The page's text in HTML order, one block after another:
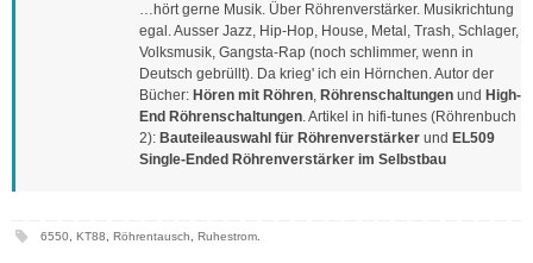
…hört gerne Musik. Über Röhrenverstärker. Musikrichtung
egal. Ausser Jazz, Hip-Hop, House, Metal, Trash, Schlager,
Volksmusik, Gangsta-Rap (noch schlimmer, wenn in
Deutsch gebrüllt). Da krieg' ich ein Hörnchen. Autor der
Bücher: Hören mit Röhren, Röhrenschaltungen und High-
End Röhrenschaltungen. Artikel in hifi-tunes (Röhrenbuch
2): Bauteileauswahl für Röhrenverstärker und EL509
Single-Ended Röhrenverstärker im Selbstbau
6550 ,KT88 ,Röhrentausch ,Ruhestrom